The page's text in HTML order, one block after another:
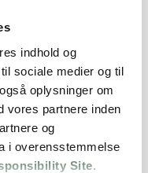
indhold og
sociale medier og til
oplysninger om
vores partnere inden
og
i overensstemmelse
Site